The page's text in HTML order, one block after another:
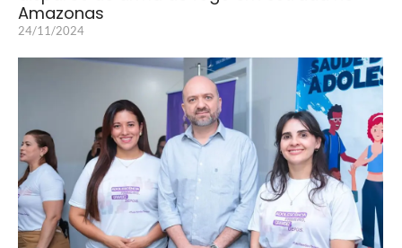
Amazonas
24/11/2024